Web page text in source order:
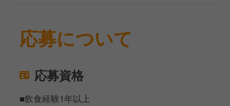
応募について
応募資格
■飲食経験1年以上